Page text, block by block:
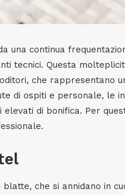
una continua
tecnici. Questa
che rappresentano
di ospiti e personale, le
di bonifica. Per
che si annidano in